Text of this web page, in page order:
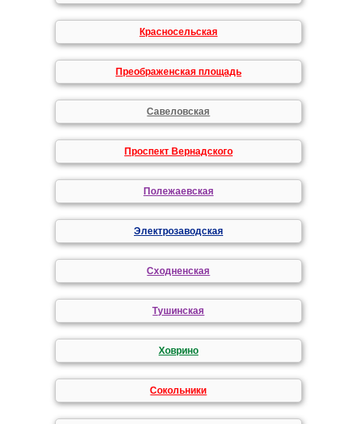
Красносельская
Преображенская площадь
Савеловская
Проспект Вернадского
Полежаевская
Электрозаводская
Сходненская
Тушинская
Ховрино
Сокольники